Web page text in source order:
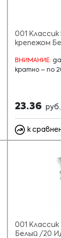
001
крепежом
ВНИМАНИЕ:
кратно – по
23.36
к
001
Белый /20